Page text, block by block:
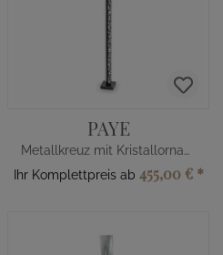
PAYE
Metallkreuz mit Kristallornamenten
Ihr Komplettpreis ab 455,00 € *